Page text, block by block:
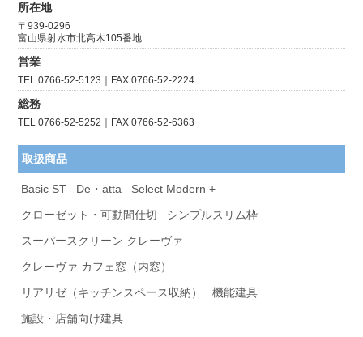
所在地
〒939-0296
富山県射水市北高木105番地
営業
TEL 0766-52-5123｜FAX 0766-52-2224
総務
TEL 0766-52-5252｜FAX 0766-52-6363
取扱商品
Basic ST De・atta
Select Modern +
クローゼット・可動間仕切
シンプルスリム枠
スーパースクリーン クレーヴァ
クレーヴァ カフェ窓（内窓）
リアリゼ（キッチンスペース収納）
機能建具
施設・店舗向け建具